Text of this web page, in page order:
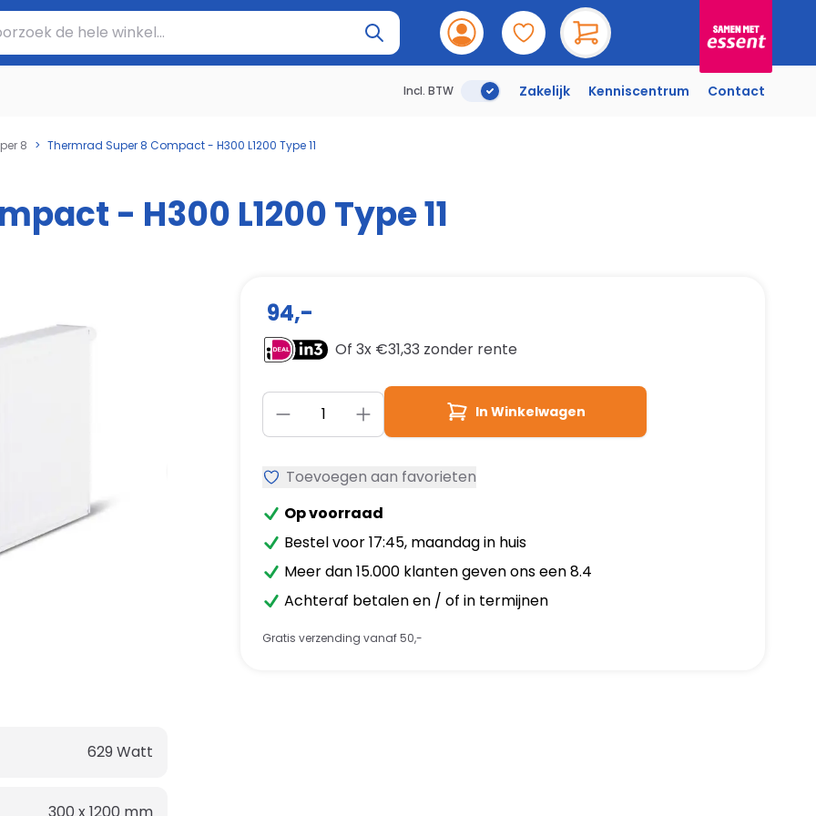
Incl. BTW Incl. BTWZakelijk Kenniscentrum Contact
8 > Thermrad Super 8 Compact - H300 L1200 Type 11
- H300 L1200 Type 11
629 Watt
94,-
Of 3x €31,33 zonder rente
Aantal In Winkelwagen
Toevoegen aan favorieten
Op voorraad
Bestel voor 17:45, maandag in huis
Meer dan 15.000 klanten geven ons een 8.4
Achteraf betalen en / of in termijnen
Gratis verzending vanaf 50,-